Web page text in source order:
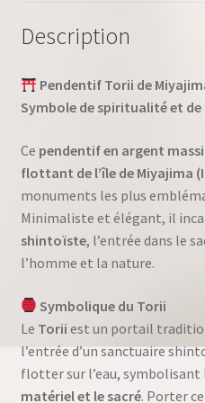
Description
Pendentif Torii de
Symbole de spiritualité et
Ce pendentif en argent
flottant de l’île de Miyajima
monuments les plus
Minimaliste et élégant, il
shintoïste, l’entrée dans le
l’homme et la nature.
Symbolique du Torii
Le Torii est un portail
l’entrée d’un sanctuaire
flotter sur l’eau, symbolisant
matériel et le sacré. Porter